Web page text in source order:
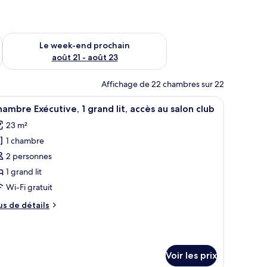
août 14 - août 16
Le week-end prochain
août 21 - août 23
Vérifier la disponibilité pour le week-end prochain août 21 -
Affichage de 22 chambres sur 22
et d’un mini-bar.
:
Une chambre d’hôtel moderne dotée d’un
9 Exécutive, 1 grand lit, accès au salon club
23 m²
1 chambre
2 personnes
1 grand lit
Wi-Fi gratuit
de détails
Voir les prix